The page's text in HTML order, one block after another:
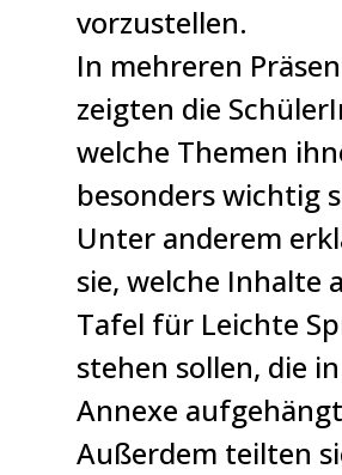
vorzustellen.
In mehreren
zeigten die
welche Themen
besonders wichtig
Unter anderem
sie, welche Inhalte
Tafel für Leichte
stehen sollen, die
Annexe
Außerdem teilten